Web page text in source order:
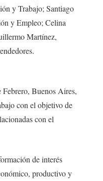
y Trabajo; Santiago
y Empleo; Celina
Martínez,
Buenos Aires,
con el objetivo de
con el
de interés
productivo y